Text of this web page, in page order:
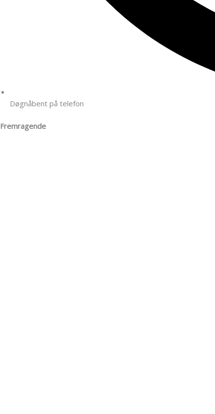
Døgnåbent på telefon
Fremragende